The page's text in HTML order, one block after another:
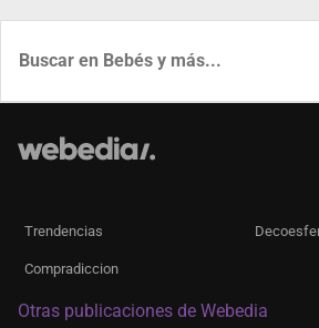
Trendencias
Compradiccion
Otras publicaciones de Webedia